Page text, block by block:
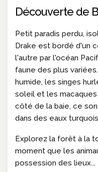
Découverte de
Petit paradis perdu,
Drake est bordé d'un
l'autre par l'océan
faune des plus
humide, les singes
soleil et les macaques
côté de la baie, ce
dans des eaux
Explorez la forêt à la
moment que les
possession des lieux...